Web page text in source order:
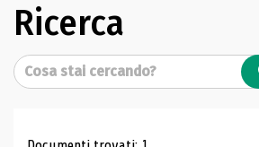
Ricerca
Cerca